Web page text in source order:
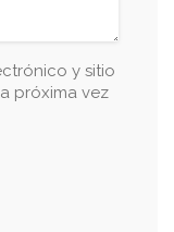
y sitio
próxima vez